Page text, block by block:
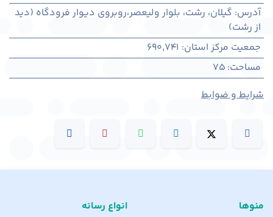
آدرس: گيلان، رشت، بلوار ولیعصر،روبروی دیوار فرودگاه (دید
از رشت)
جمعیت مرکز استان:
690,741
مساحت:
75
شرایط و ضوابط
منوها انواع رسانه